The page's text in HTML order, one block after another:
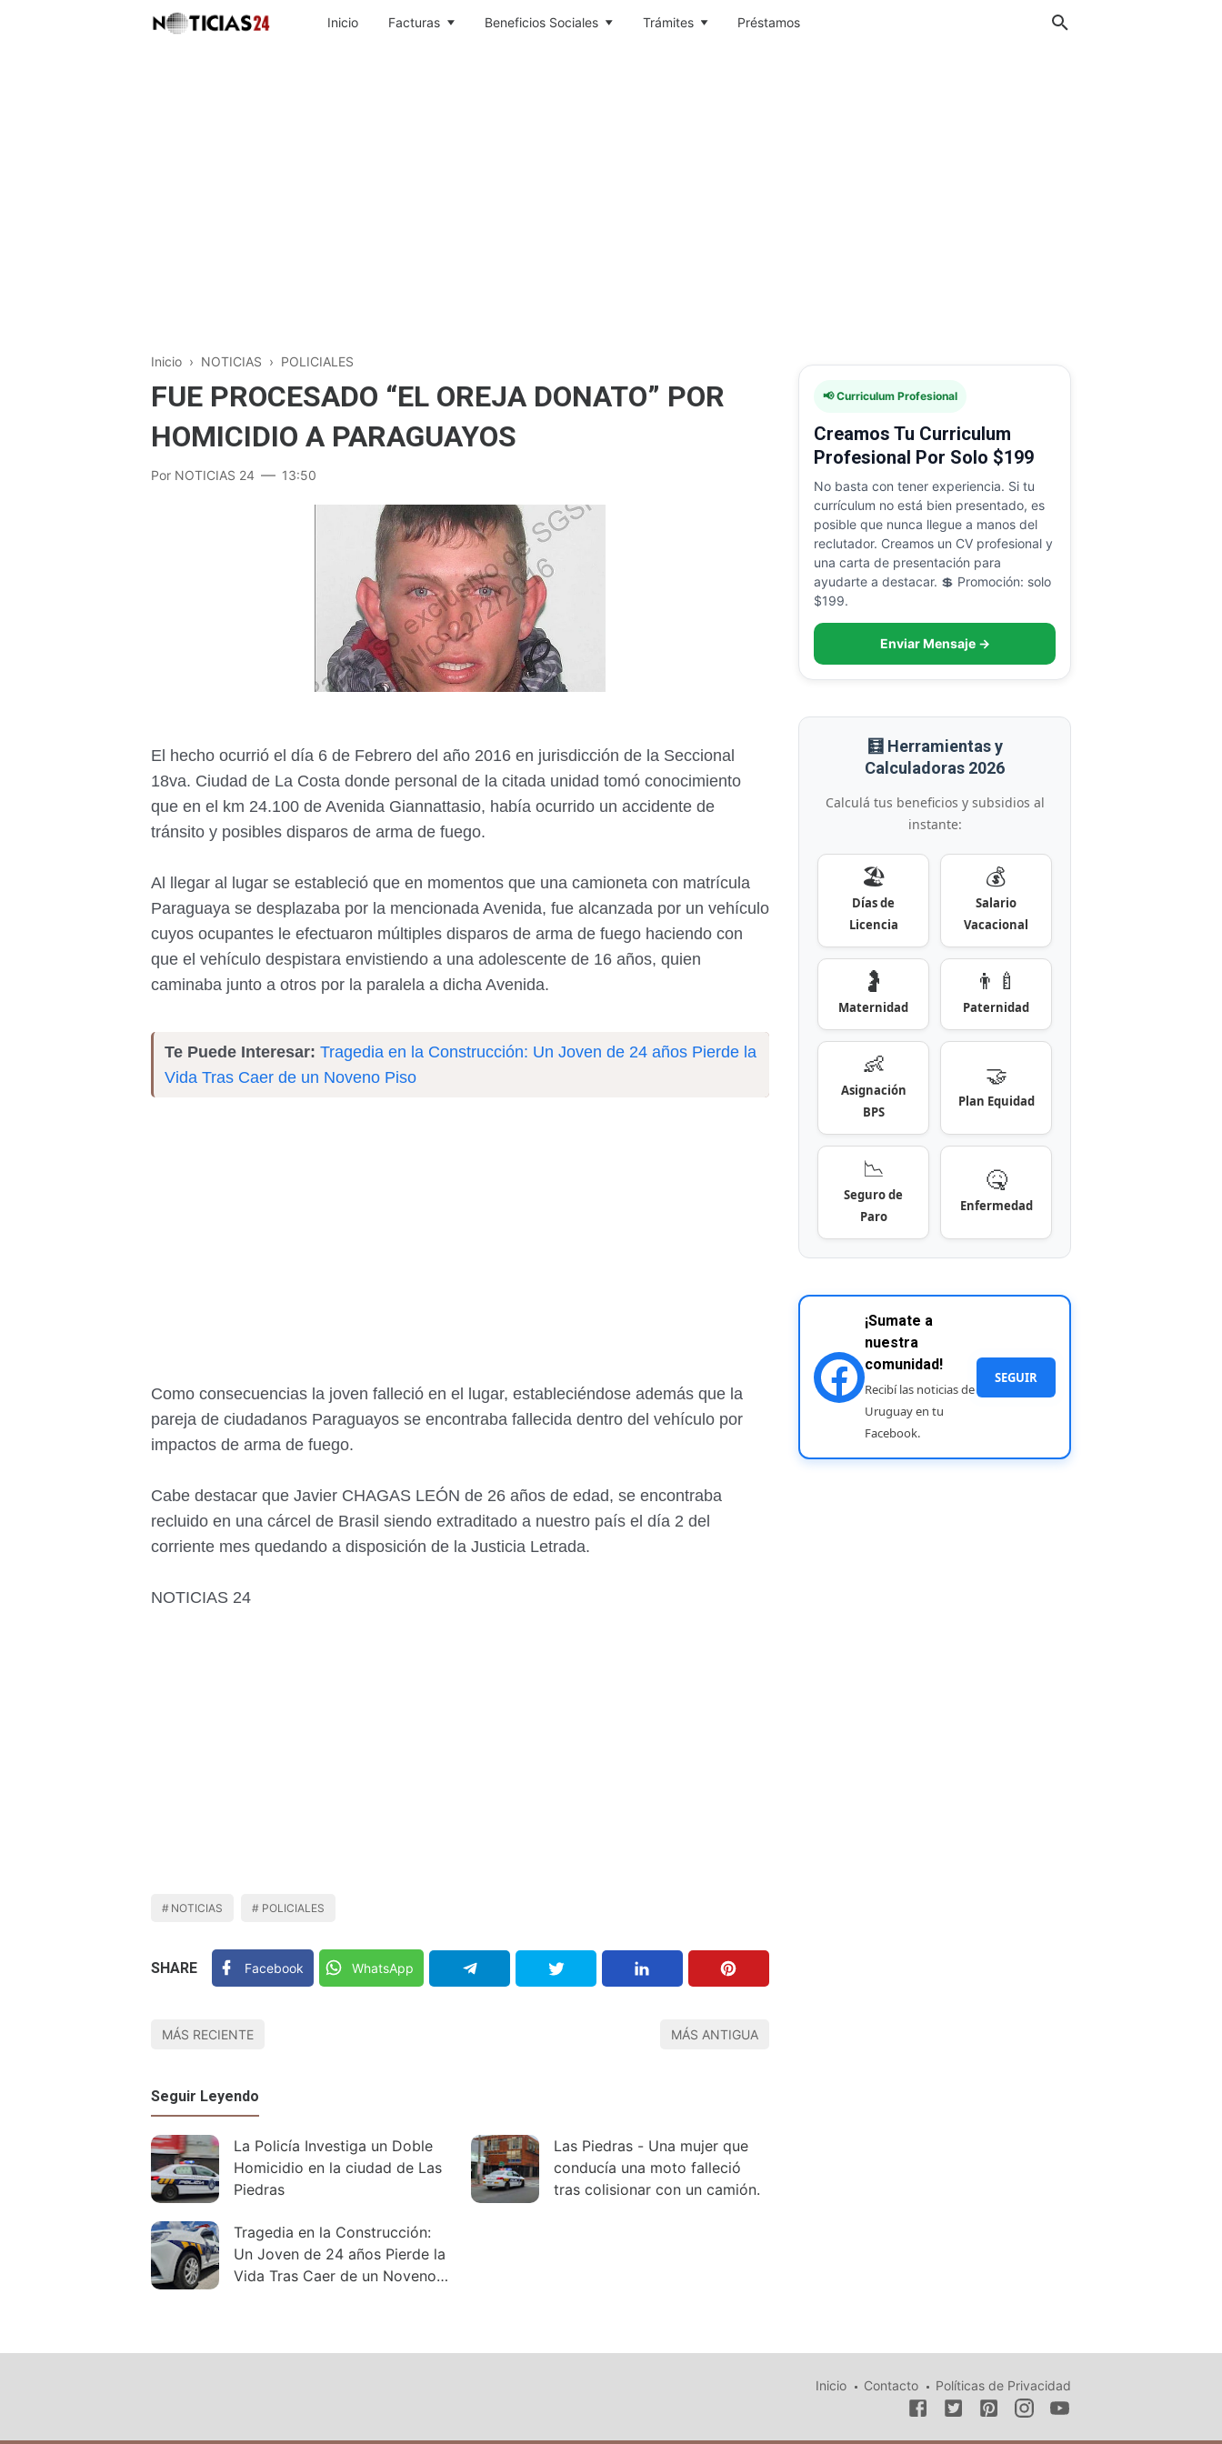
Inicio Facturas Beneficios Sociales Trámites Préstamos
Inicio › NOTICIAS › POLICIALES
FUE PROCESADO “EL OREJA DONATO” POR
HOMICIDIO A PARAGUAYOS
Por NOTICIAS 24 13:50
El hecho ocurrió el día 6 de Febrero del año 2016 en jurisdicción de la Seccional
18va. Ciudad de La Costa donde personal de la citada unidad tomó conocimiento
que en el km 24.100 de Avenida Giannattasio, había ocurrido un accidente de
tránsito y posibles disparos de arma de fuego.
Al llegar al lugar se estableció que en momentos que una camioneta con matrícula
Paraguaya se desplazaba por la mencionada Avenida, fue alcanzada por un vehículo
cuyos ocupantes le efectuaron múltiples disparos de arma de fuego haciendo con
que el vehículo despistara envistiendo a una adolescente de 16 años, quien
caminaba junto a otros por la paralela a dicha Avenida.
Te Puede Interesar: Tragedia en la Construcción: Un Joven de 24 años Pierde la
Vida Tras Caer de un Noveno Piso
Como consecuencias la joven falleció en el lugar, estableciéndose además que la
pareja de ciudadanos Paraguayos se encontraba fallecida dentro del vehículo por
impactos de arma de fuego.
Cabe destacar que Javier CHAGAS LEÓN de 26 años de edad, se encontraba
recluido en una cárcel de Brasil siendo extraditado a nuestro país el día 2 del
corriente mes quedando a disposición de la Justicia Letrada.
NOTICIAS 24
NOTICIAS POLICIALES
SHARE Facebook WhatsApp
MÁS RECIENTE MÁS ANTIGUA
Seguir Leyendo
La Policía Investiga un Doble
Homicidio en la ciudad de Las
Piedras
Las Piedras - Una mujer que
conducía una moto falleció
tras colisionar con un camión.
Tragedia en la Construcción:
Un Joven de 24 años Pierde la
Vida Tras Caer de un Noveno
📢 Curriculum Profesional
Creamos Tu Curriculum
Profesional Por Solo $199
No basta con tener experiencia. Si tu
currículum no está bien presentado, es
posible que nunca llegue a manos del
reclutador. Creamos un CV profesional y
una carta de presentación para
ayudarte a destacar. 💲 Promoción: solo
$199.
Enviar Mensaje →
🧮 Herramientas y
Calculadoras 2026
Calculá tus beneficios y subsidios al
instante:
🏖️
Días de
Licencia
💰
Salario
Vacacional
🤰
Maternidad
👨‍🍼
Paternidad
👶
Asignación
BPS
🤝
Plan Equidad
📉
Seguro de
Paro
🤒
Enfermedad
¡Sumate a
nuestra
comunidad!
Recibí las noticias de
Uruguay en tu
Facebook.
SEGUIR
Inicio Contacto Políticas de Privacidad